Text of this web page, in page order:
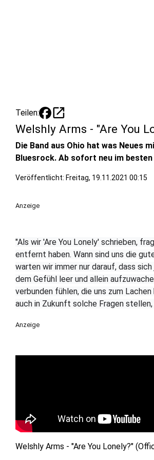
Teilen: open_in_new
Welshly Arms - "Are You
Die Band aus Ohio hat was Neues
Bluesrock. Ab sofort neu im besten
Veröffentlicht: Freitag, 19.11.2021 00:15
Anzeige
"Als wir 'Are You Lonely' schrieben,
entfernt haben. Wann sind uns die
warten wir immer nur darauf, dass
dem Gefühl leer und allein
verbunden fühlen, die uns zum
auch in Zukunft solche Fragen
Anzeige
Welshly Arms - "Are You Lonely?"